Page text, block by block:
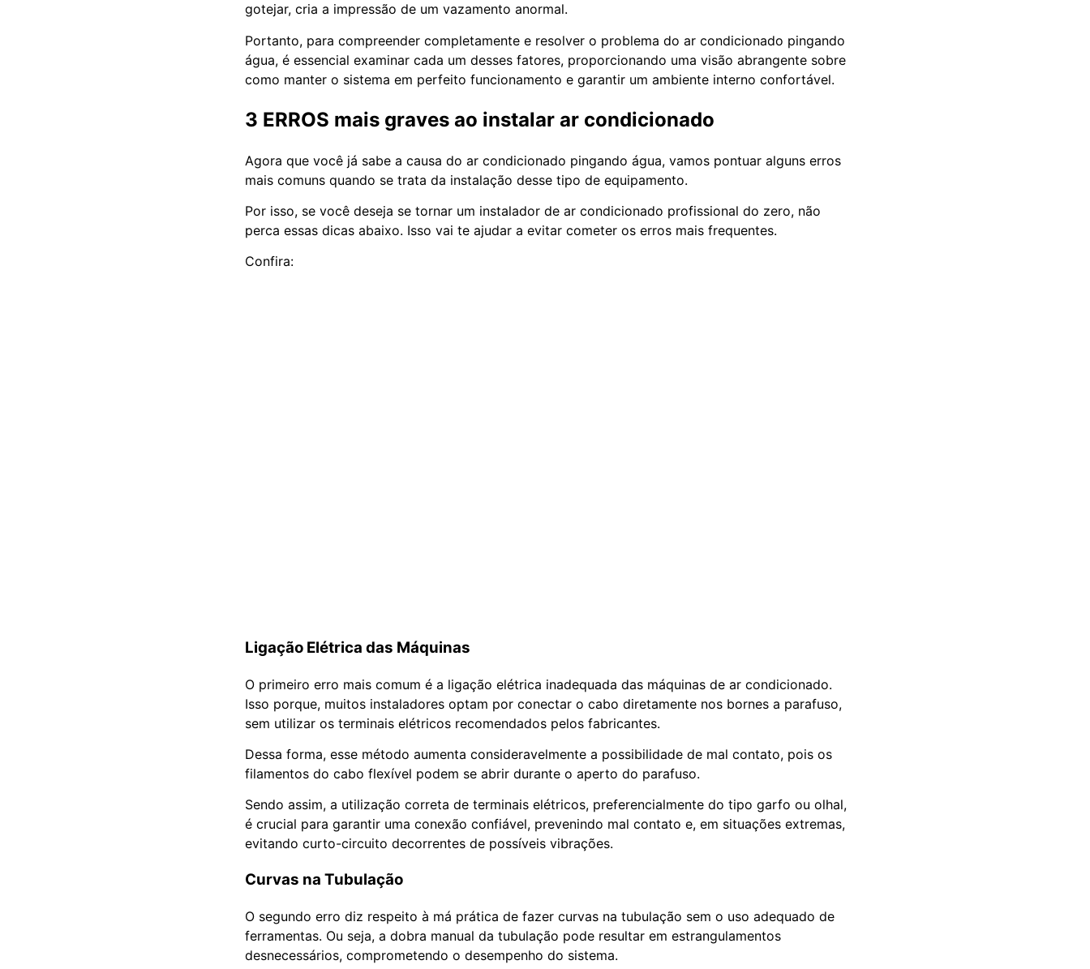
gotejar, cria a impressão de um vazamento anormal.
Portanto, para compreender completamente e resolver o problema do ar condicionado pingando
água, é essencial examinar cada um desses fatores, proporcionando uma visão abrangente sobre
como manter o sistema em perfeito funcionamento e garantir um ambiente interno confortável.
3 ERROS mais graves ao instalar ar condicionado
Agora que você já sabe a causa do ar condicionado pingando água, vamos pontuar alguns erros
mais comuns quando se trata da instalação desse tipo de equipamento.
Por isso, se você deseja se tornar um instalador de ar condicionado profissional do zero, não
perca essas dicas abaixo. Isso vai te ajudar a evitar cometer os erros mais frequentes.
Confira:
Ligação Elétrica das Máquinas
O primeiro erro mais comum é a ligação elétrica inadequada das máquinas de ar condicionado.
Isso porque, muitos instaladores optam por conectar o cabo diretamente nos bornes a parafuso,
sem utilizar os terminais elétricos recomendados pelos fabricantes.
Dessa forma, esse método aumenta consideravelmente a possibilidade de mal contato, pois os
filamentos do cabo flexível podem se abrir durante o aperto do parafuso.
Sendo assim, a utilização correta de terminais elétricos, preferencialmente do tipo garfo ou olhal,
é crucial para garantir uma conexão confiável, prevenindo mal contato e, em situações extremas,
evitando curto-circuito decorrentes de possíveis vibrações.
Curvas na Tubulação
O segundo erro diz respeito à má prática de fazer curvas na tubulação sem o uso adequado de
ferramentas. Ou seja, a dobra manual da tubulação pode resultar em estrangulamentos
desnecessários, comprometendo o desempenho do sistema.